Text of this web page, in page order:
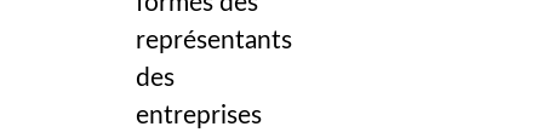
représentants
des
entreprises